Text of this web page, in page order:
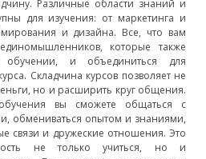
Различные области знаний и
для изучения: от маркетинга и
и дизайна. Все, что вам
которые также
обучении, и объединиться для
Складчина курсов позволяет не
но и расширить круг общения.
вы сможете общаться с
обмениваться опытом и знаниями,
связи и дружеские отношения. Это
не только учиться, но и